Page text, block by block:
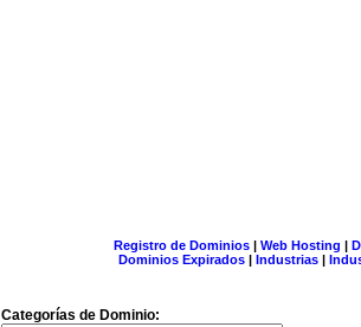
Registro de Dominios| Web Hosting |
Dominios Expirados | Industrias |
Categorías de Dominio: